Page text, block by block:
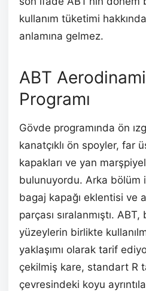
kullanım tüketimi
anlamına gelmez.
ABT
Programı
Gövde programında ön
kanatçıklı ön spoyler, far
kapakları ve yan
bulunuyordu. Arka bölüm
bagaj kapağı eklentisi ve
parçası sıralanmıştı.
yüzeylerin birlikte
yaklaşımı olarak tarif
çekilmiş kare, standart R
çevresindeki koyu